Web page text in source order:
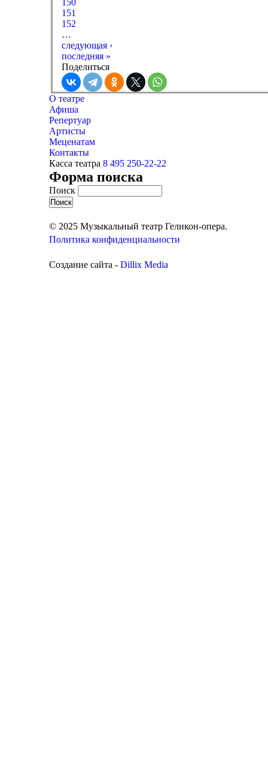
150
151
152
…
следующая ›
последняя »
Поделиться
О театре
Афиша
Репертуар
Артисты
Меценатам
Контакты
Касса театра 8 495 250-22-22
Форма поиска
Поиск
© 2025 Музыкальный театр Геликон-опера.
Политика конфиденциальности
Создание сайта - Dillix Media